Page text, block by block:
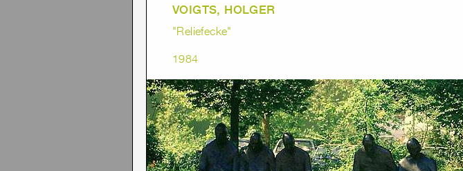
VOIGTS, HOLGER
"Reliefecke"
1984